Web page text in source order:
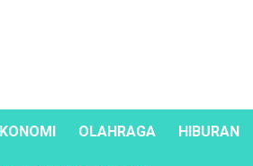
OLAHRAGA HIBURAN